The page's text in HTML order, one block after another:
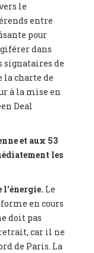
le
entre
pour
dans
signataires de
charte de
à la mise en
Deal
et aux 53
les
l'énergie. Le
en cours
doit pas
car il ne
de Paris. La